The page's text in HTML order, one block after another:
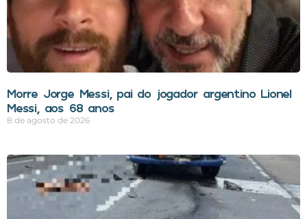
Morre Jorge Messi, pai do jogador argentino Lionel
Messi, aos 68 anos
8 de agosto de 2026